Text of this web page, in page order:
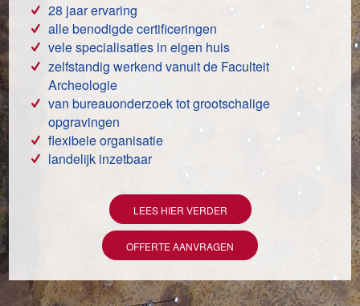
28 jaar ervaring
alle benodigde certificeringen
vele specialisaties in eigen huis
zelfstandig werkend vanuit de Faculteit
Archeologie
van bureauonderzoek tot grootschalige
opgravingen
flexibele organisatie
landelijk inzetbaar
LEES HIER VERDER
OFFERTE AANVRAGEN